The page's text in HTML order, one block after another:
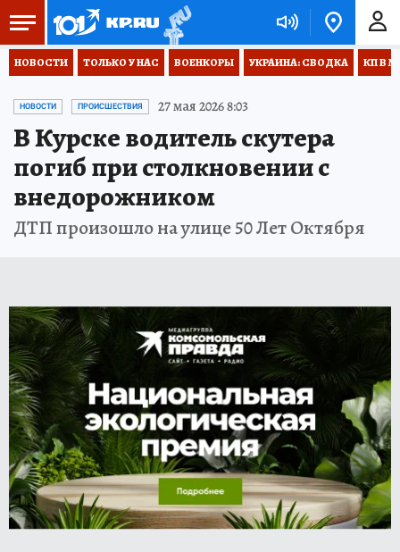
НОВОСТИ ТОЛЬКО У НАС ВОЕНКОРЫ УКРАИНА: СВОДКА КП В
НОВОСТИ ПРОИСШЕСТВИЯ 27 мая 2026 8:03
В Курске водитель скутера
погиб при столкновении с
внедорожником
ДТП произошло на улице 50 Лет Октября